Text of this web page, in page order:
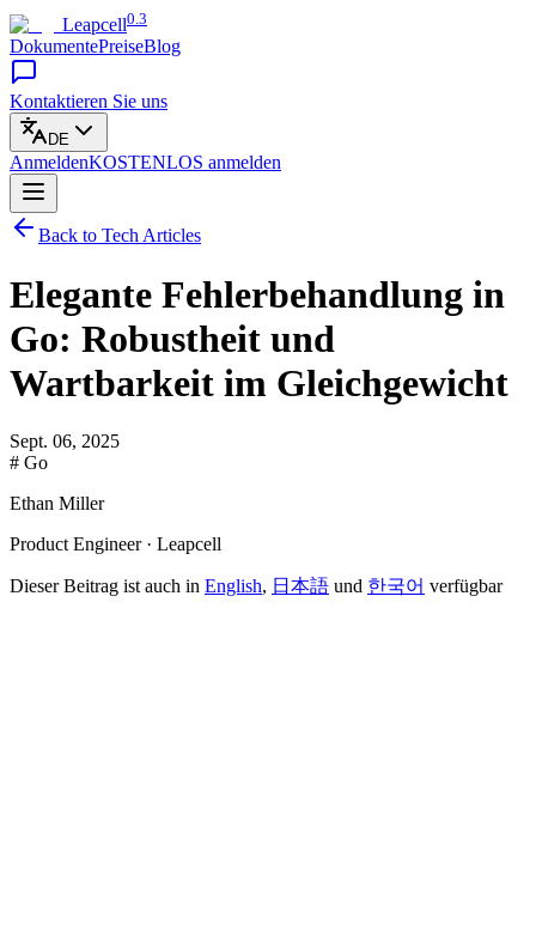
Leapcell0.3
DokumentePreiseBlog
Kontaktieren Sie uns
DE
AnmeldenKOSTENLOS anmelden
Back to Tech Articles
Elegante Fehlerbehandlung in
Go: Robustheit und
Wartbarkeit im Gleichgewicht
Sept. 06, 2025
# Go
Ethan Miller
Product Engineer · Leapcell
Dieser Beitrag ist auch in English, 日本語 und 한국어 verfügbar